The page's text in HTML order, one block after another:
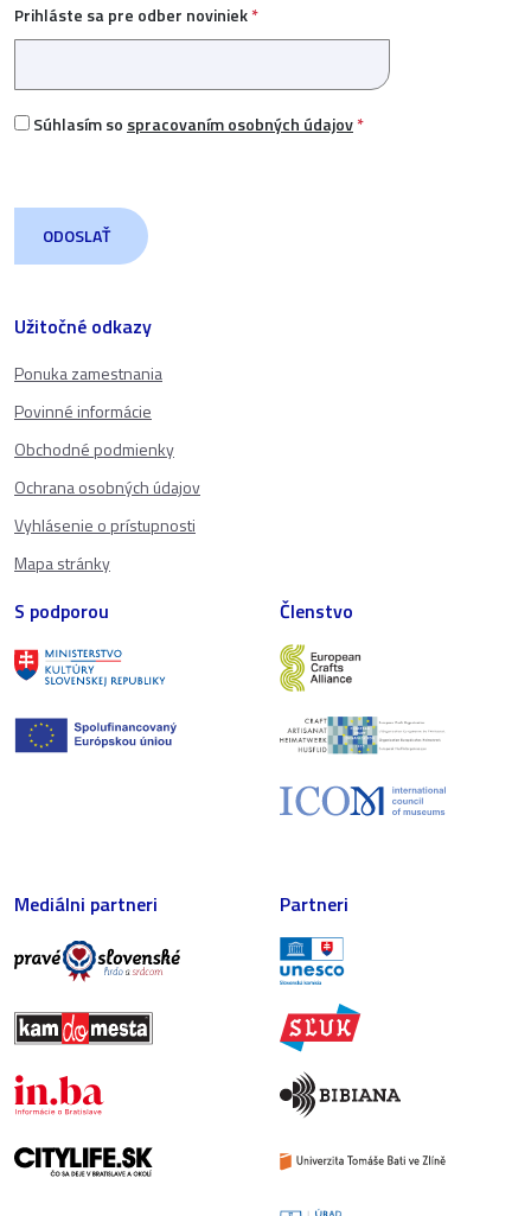
Užitočné odkazy
Ponuka zamestnania
Povinné informácie
Obchodné podmienky
Ochrana osobných údajov
Vyhlásenie o prístupnosti
Mapa stránky
Prihláste sa pre odber noviniek*
Súhlasím so spracovaním osobných údajov*
S podporou Členstvo
Mediálni partneri Partneri